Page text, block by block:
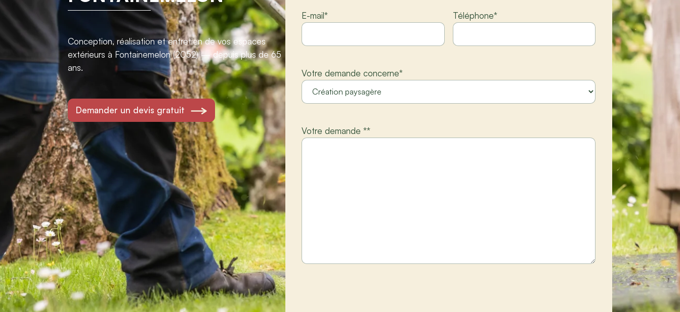
Conception, réalisation et entretien de vos espaces
extérieurs à Fontainemelon (2052) — depuis plus de 65
ans.
Demander un devis gratuit
E-mail* Téléphone*
Votre demande concerne*
Votre demande **